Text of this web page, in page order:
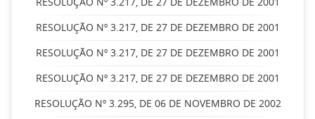
RESOLUÇÃO Nº 3.217, DE 27 DE DEZEMBRO DE 2001
RESOLUÇÃO Nº 3.217, DE 27 DE DEZEMBRO DE 2001
RESOLUÇÃO Nº 3.217, DE 27 DE DEZEMBRO DE 2001
RESOLUÇÃO Nº 3.295, DE 06 DE NOVEMBRO DE 2002